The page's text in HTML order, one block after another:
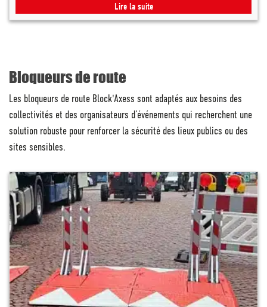
Lire la suite
Bloqueurs de route
Les bloqueurs de route Block'Axess sont adaptés aux besoins des
collectivités et des organisateurs d’événements qui recherchent une
solution robuste pour renforcer la sécurité des lieux publics ou des
sites sensibles.